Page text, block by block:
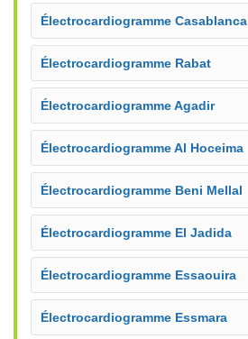
Électrocardiogramme Casablanca
Électrocardiogramme Rabat
Électrocardiogramme Agadir
Électrocardiogramme Al Hoceima
Électrocardiogramme Beni Mellal
Électrocardiogramme El Jadida
Électrocardiogramme Essaouira
Électrocardiogramme Essmara